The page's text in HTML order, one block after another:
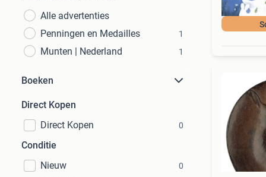
Alle advertenties
Penningen en Medailles
1
Munten | Nederland 1
Boeken
Direct Kopen
Direct Kopen
0
Conditie
Nieuw
0